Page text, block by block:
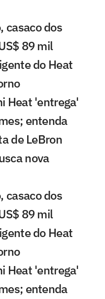
casaco dos
89 mil
do Heat
Heat 'entrega'
entenda
de LeBron
nova
casaco dos
89 mil
do Heat
Heat 'entrega'
entenda